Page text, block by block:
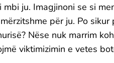
mbi ju. Imagjinoni se si
për ju. Po
Nëse nuk marrim
viktimizimin e vetes